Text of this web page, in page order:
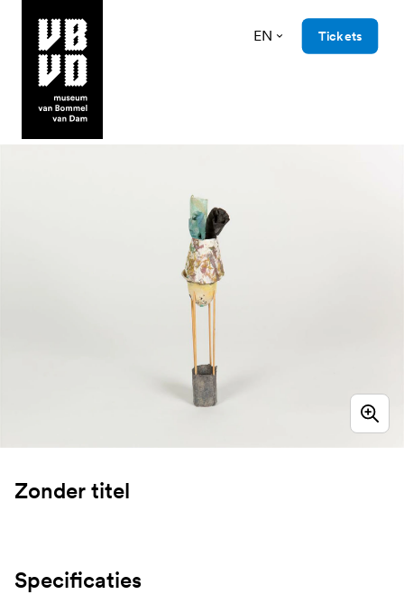
museum van Bommel van Dam
EN Tickets
Zonder titel
Specificaties